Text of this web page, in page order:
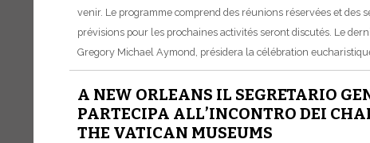
venir. Le programme comprend des réunions réservées et des
prévisions pour les prochaines activités seront discutés. Le
Gregory Michael Aymond, présidera la célébration
A NEW ORLEANS IL SEGRETARIO
PARTECIPA ALL’INCONTRO DEI
THE VATICAN MUSEUMS